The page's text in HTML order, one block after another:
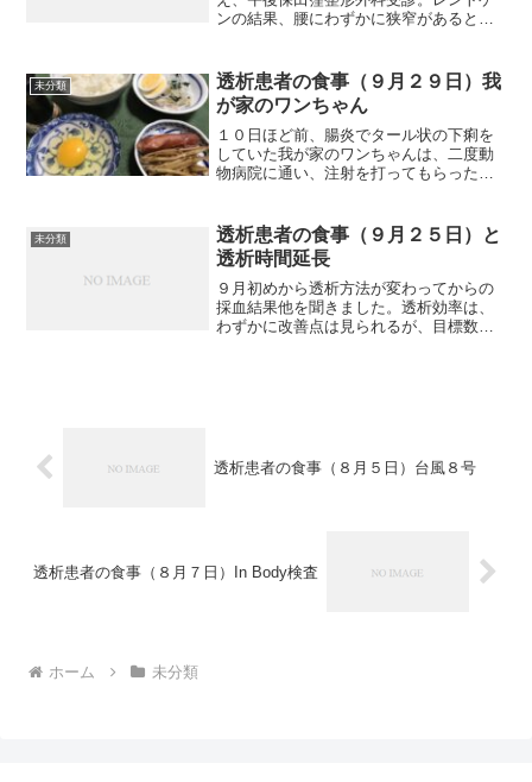
ンの結果、腰にわずかに狭窄があるとの
腰にやってもらうことにしました。約10
分間位で終了です。治療は...
未分類
透析患者の食事（９月２９日）我
が家のワンちゃん
１０日ほど前、腸炎でタール状の下痢を
していた我が家のワンちゃんは、二度動
物病院に通い、注射を打ってもらった
か、写真のように寝ている時が多くなり
ました。足腰も少し弱って...
未分類
透析患者の食事（９月２５日）と
透析時間延長
９月初めから透析方法が変わってからの
採血結果他を聞きました。透析効率は、
わずかに改善点は見られるが、目標数値
透析患者の食事（８月５日）台風８号
透析患者の食事（８月７日）In Body検査
ホーム 未分類